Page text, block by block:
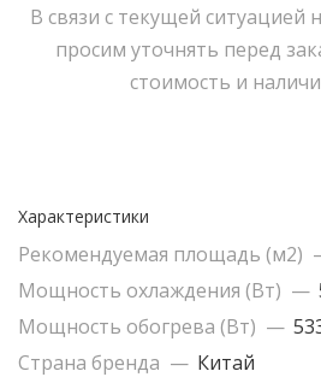
В связи с текущей ситуацией
просим уточнять перед
стоимость и
Характеристики
Рекомендуемая площадь (м2)
Мощность охлаждения (Вт) —
Мощность обогрева (Вт) —
Страна бренда — Китай
Колонные кондиционеры
Очистители и увлажнители